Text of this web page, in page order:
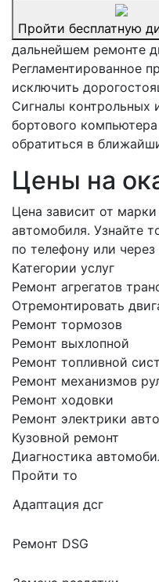
Пройти бесплатную
дальнейшем ремонте
Регламентированное
исключить
Сигналы контрольных
бортового
обратиться в
Цены на
Цена зависит от
автомобиля. Узнайте
по телефону или
Категории услуг
Ремонт агрегатов
Отремонтировать
Ремонт тормозов
Ремонт выхлопной
Ремонт топливной
Ремонт механизмов
Ремонт ходовки
Ремонт электрики авто
Кузовной ремонт
Диагностика
Пройти то
Адаптация дсг
Ремонт DSG